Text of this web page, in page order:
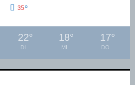
35°
22°
DI
18°
MI
17°
DO